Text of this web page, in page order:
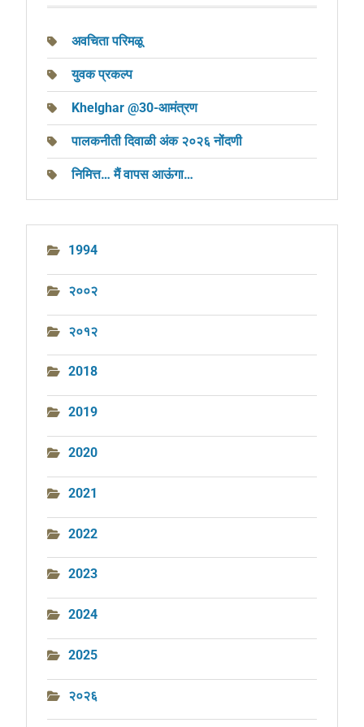
अवचिता परिमळू
युवक प्रकल्प
Khelghar @30-आमंत्रण
पालकनीती दिवाळी अंक २०२६ नोंदणी
निमित्त… मैं वापस आऊंगा…
1994
२००२
२०१२
2018
2019
2020
2021
2022
2023
2024
2025
२०२६